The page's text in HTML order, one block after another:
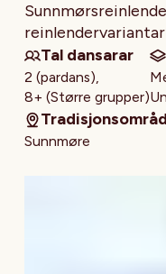
reinlendervariantar
Tal dansarar
2 (pardans),
8+ (Større grupper)
Sunnmøre